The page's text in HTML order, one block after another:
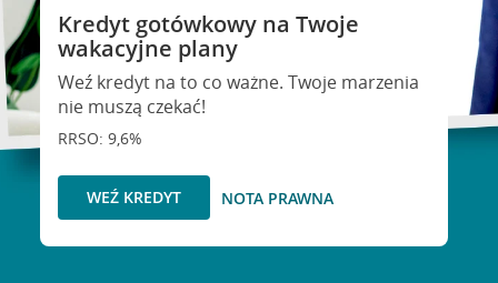
Kredyt gotówkowy na Twoje
wakacyjne plany
Weź kredyt na to co ważne. Twoje marzenia
nie muszą czekać!
RRSO: 9,6%
WEŹ KREDYT NOTA PRAWNA